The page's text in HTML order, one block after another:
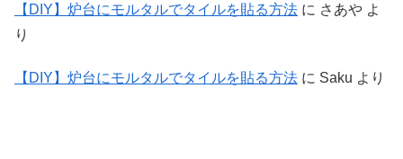
【DIY】炉台にモルタルでタイルを貼る方法 に さあや よ
り
【DIY】炉台にモルタルでタイルを貼る方法 に Saku より